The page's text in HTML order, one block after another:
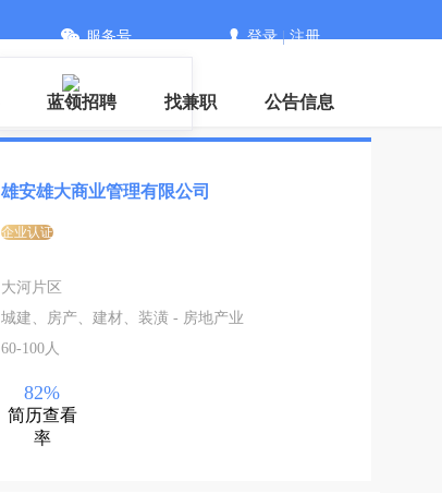
服务号 登录|注册
蓝领招聘 找兼职 公告信息
雄安雄大商业管理有限公司
企业认证
大河片区
城建、房产、建材、装潢 - 房地产业
60-100人
82%
简历查看
率